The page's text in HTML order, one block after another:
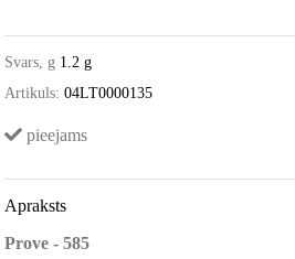
Svars, g 1.2 g
Artikuls: 04LT0000135
pieejams
Apraksts
Prove - 585